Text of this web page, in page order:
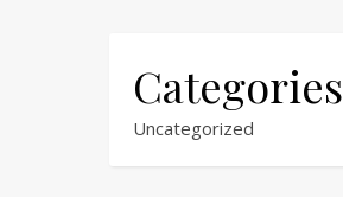
Categories
Uncategorized